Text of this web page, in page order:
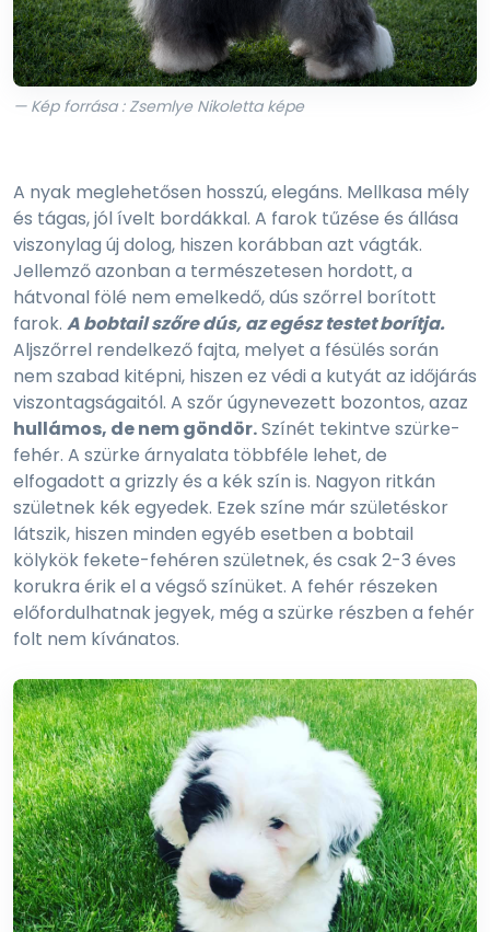
— Kép forrása : Zsemlye Nikoletta képe
A nyak meglehetősen hosszú, elegáns. Mellkasa mély
és tágas, jól ívelt bordákkal. A farok tűzése és állása
viszonylag új dolog, hiszen korábban azt vágták.
Jellemző azonban a természetesen hordott, a
hátvonal fölé nem emelkedő, dús szőrrel borított
farok. A bobtail szőre dús, az egész testet borítja.
Aljszőrrel rendelkező fajta, melyet a fésülés során
nem szabad kitépni, hiszen ez védi a kutyát az időjárás
viszontagságaitól. A szőr úgynevezett bozontos, azaz
hullámos, de nem göndör.Színét tekintve szürke-
fehér. A szürke árnyalata többféle lehet, de
elfogadott a grizzly és a kék szín is. Nagyon ritkán
születnek kék egyedek. Ezek színe már születéskor
látszik, hiszen minden egyéb esetben a bobtail
kölykök fekete-fehéren születnek, és csak 2-3 éves
korukra érik el a végső színüket. A fehér részeken
előfordulhatnak jegyek, még a szürke részben a fehér
folt nem kívánatos.